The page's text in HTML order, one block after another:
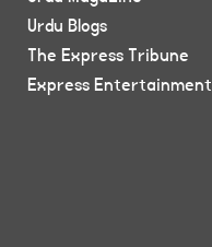
Urdu Blogs
The Express Tribune
Express Entertainment